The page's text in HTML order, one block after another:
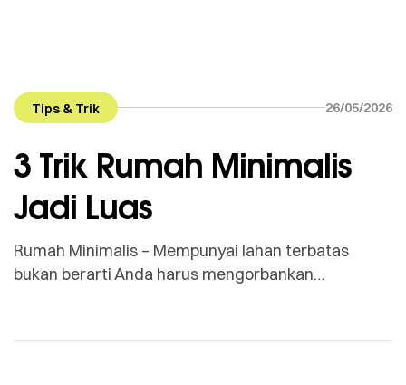
Tips & Trik 26/05/2026
3 Trik Rumah Minimalis
Jadi Luas
Rumah Minimalis – Mempunyai lahan terbatas
bukan berarti Anda harus mengorbankan
rumah minimalis agar tidak hanya estetik, tetapi